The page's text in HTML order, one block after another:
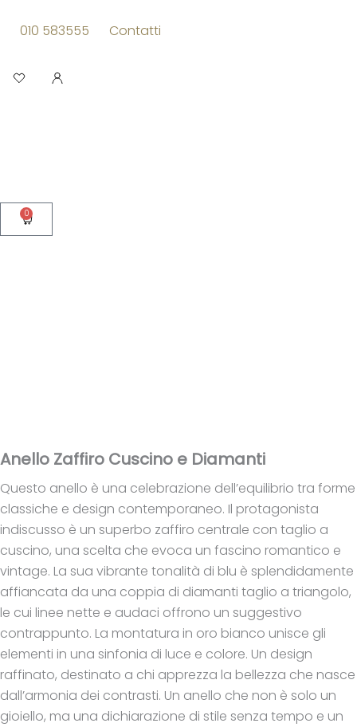
010 583555 Contatti
0
Carrello
Anello Zaffiro Cuscino e Diamanti
Questo anello è una celebrazione dell’equilibrio tra forme
classiche e design contemporaneo. Il protagonista
indiscusso è un superbo zaffiro centrale con taglio a
cuscino, una scelta che evoca un fascino romantico e
vintage. La sua vibrante tonalità di blu è splendidamente
affiancata da una coppia di diamanti taglio a triangolo,
le cui linee nette e audaci offrono un suggestivo
contrappunto. La montatura in oro bianco unisce gli
elementi in una sinfonia di luce e colore. Un design
raffinato, destinato a chi apprezza la bellezza che nasce
dall’armonia dei contrasti. Un anello che non è solo un
gioiello, ma una dichiarazione di stile senza tempo e un